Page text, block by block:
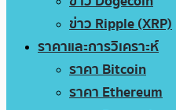
ข่าว Ripple (XRP)
ราคาและการวิเคราะห์
ราคา Bitcoin
ราคา Ethereum